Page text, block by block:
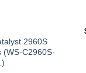
2960S
(WS-C2960S-